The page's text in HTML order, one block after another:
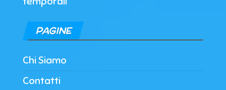
PAGINE
Chi Siamo
Contatti